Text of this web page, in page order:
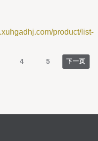
product/list-
4 5 下一页